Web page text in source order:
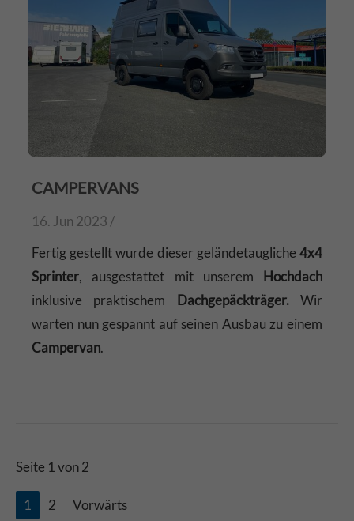
CAMPERVANS
16. Jun 2023 /
Fertig gestellt wurde dieser geländetaugliche 4x4
Sprinter, ausgestattet mit unserem Hochdach
inklusive praktischem
Dachgepäckträger.Wir
warten nun gespannt auf seinen Ausbau zu einem
Campervan.
Seite 1 von 2
1 2 Vorwärts